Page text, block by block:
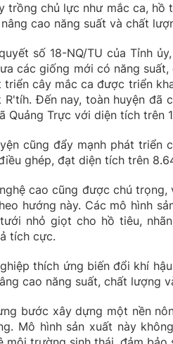
trồng chủ lực như mắc ca, hồ
cao năng suất và chất
số 18-NQ/TU của Tỉnh
các giống mới có năng
cây mắc ca được triển
R'tíh. Đến nay, toàn huyện đã
Quảng Trực với diện tích trên
cũng đẩy mạnh phát
ghép, đạt diện tích trên
cao cũng được chú trọng,
hướng này. Các mô hình
nhỏ giọt cho hồ tiêu,
tích cực.
thích ứng biến đổi khí
cao năng suất, chất lượng
bước xây dựng một nền
Mô hình sản xuất này